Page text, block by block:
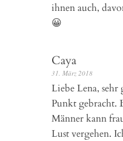
ihnen auch,
😀
Caya
31. März 2018
Liebe Lena, sehr
Punkt gebracht.
Männer kann
Lust vergehen.